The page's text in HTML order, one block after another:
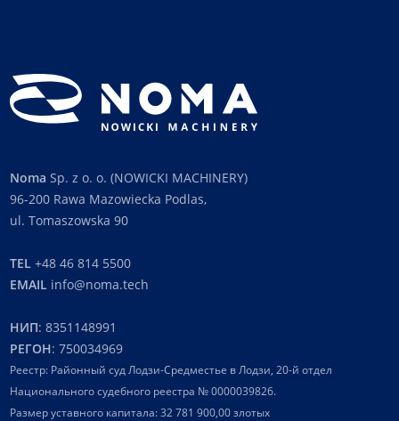
Noma Sp. z o. o. (NOWICKI MACHINERY)
96-200 Rawa Mazowiecka Podlas,
ul. Tomaszowska 90
TEL +48 46 814 5500
EMAIL info@noma.tech
НИП: 8351148991
РЕГОН: 750034969
Реестр: Районный суд Лодзи-Средместье в Лодзи, 20-й отдел
Национального судебного реестра № 0000039826.
Размер уставного капитала: 32 781 900,00 злотых